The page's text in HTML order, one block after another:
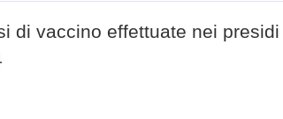
di vaccino effettuate nei presidi